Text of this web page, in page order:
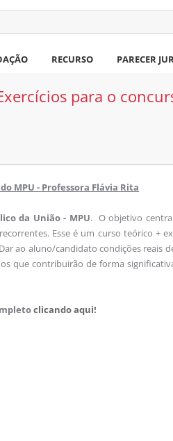
RECURSO PARECER
para o
MPU - Professora Flávia Rita
da União - MPU. O objetivo
Esse é um curso teórico +
ao aluno/candidato condições reais
que contribuirão de forma
clicando aqui!